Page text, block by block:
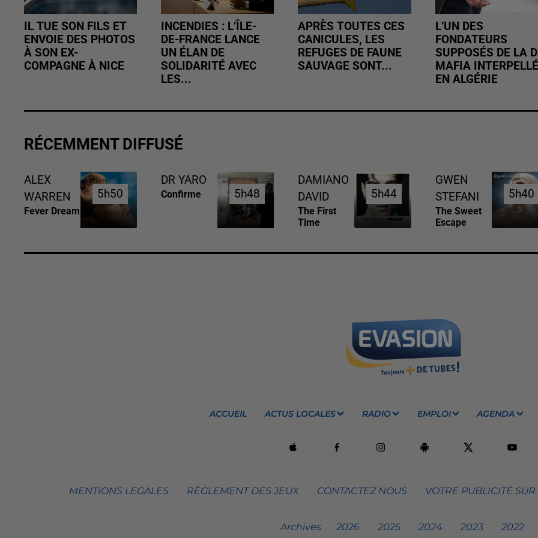
IL TUE SON FILS ET
ENVOIE DES PHOTOS
À SON EX-
COMPAGNE À NICE
INCENDIES : L’ÎLE-
DE-FRANCE LANCE
UN ÉLAN DE
SOLIDARITÉ AVEC
LES...
APRÈS TOUTES CES
CANICULES, LES
REFUGES DE FAUNE
SAUVAGE SONT...
L’UN DES
FONDATEURS
SUPPOSÉS DE LA
MAFIA INTERPELLÉ
EN ALGÉRIE
RÉCEMMENT DIFFUSÉ
ALEX
WARREN
Fever Dream
5h50
5h50
DR YARO
Confirme 5h48
5h48
DAMIANO
DAVID
The First
Time
5h44
5h44
GWEN
STEFANI
The Sweet
Escape
5h40
5h40
ACCUEIL ACTUS LOCALES RADIO EMPLOI AGENDA
MENTIONS LEGALES RÈGLEMENT DES JEUX CONTACTEZ NOUS VOTRE PUBLICITÉ
Archives 2026 2025 2024 2023 2022